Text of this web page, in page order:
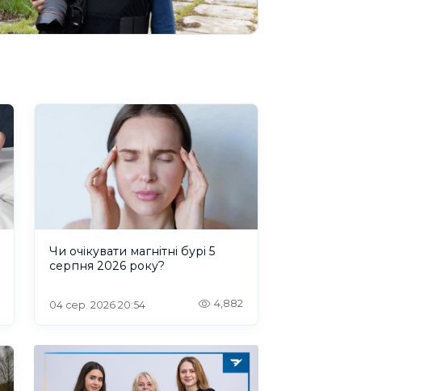
Чи очікувати магнітні бурі 5
серпня 2026 року?
04 сер. 2026 20:54 4,882